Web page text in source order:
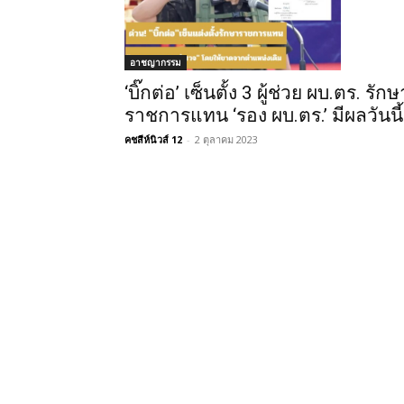
อาชญากรรม
‘บิ๊กต่อ’ เซ็นตั้ง 3 ผู้ช่วย ผบ.ตร. รักษ
ราชการแทน ‘รอง ผบ.ตร.’ มีผลวันนี้
คชสีห์นิวส์ 12 - 2 ตุลาคม 2023